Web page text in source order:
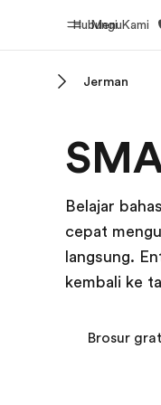
Menu
Hubungi Kami
Jerman
Belajar
cepat
langsung.
kembali ke
Brosur